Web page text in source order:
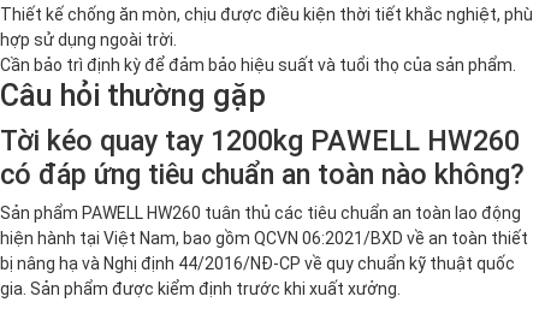
Thiết kế chống ăn mòn, chịu được điều kiện thời tiết khắc nghiệt, phù
hợp sử dụng ngoài trời.
Cần bảo trì định kỳ để đảm bảo hiệu suất và tuổi thọ của sản phẩm.
Câu hỏi thường gặp
Tời kéo quay tay 1200kg PAWELL HW260
có đáp ứng tiêu chuẩn an toàn nào không?
Sản phẩm PAWELL HW260 tuân thủ các tiêu chuẩn an toàn lao động
hiện hành tại Việt Nam, bao gồm QCVN 06:2021/BXD về an toàn thiết
bị nâng hạ và Nghị định 44/2016/NĐ-CP về quy chuẩn kỹ thuật quốc
gia. Sản phẩm được kiểm định trước khi xuất xưởng.